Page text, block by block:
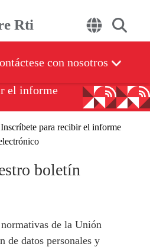
Rti
con nosotros
el informe
Inscríbete para recibir el informe
boletín
de la Unión
de datos personales y